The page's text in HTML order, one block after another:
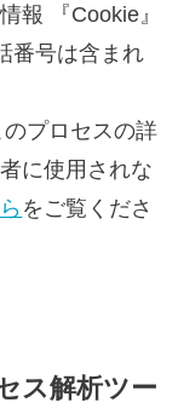
報 『Cookie』
番号は含まれ
プロセスの詳
に使用されな
をご覧くださ
ス解析ツー